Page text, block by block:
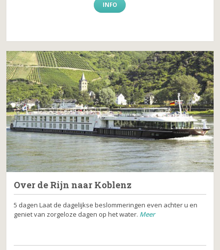
INFO
Over de Rijn naar Koblenz
5 dagen Laat de dagelijkse beslommeringen even achter u en
geniet van zorgeloze dagen op het water. Meer